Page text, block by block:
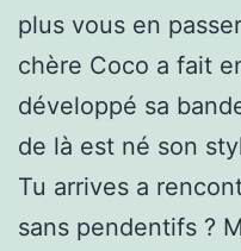
plus vous en
chère Coco a fait
développé sa
de là est né son
Tu arrives a
sans pendentifs ?